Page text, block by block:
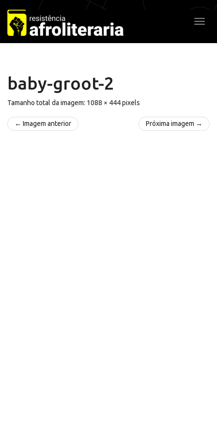
Pular
para
o
conteúdo
baby-groot-2
Tamanho total da imagem: 1088 × 444pixels
← Imagem anterior Próxima imagem →